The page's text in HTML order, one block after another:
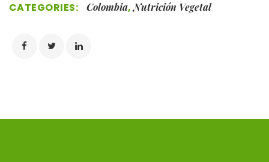
CATEGORIES: Colombia,Nutrición Vegetal